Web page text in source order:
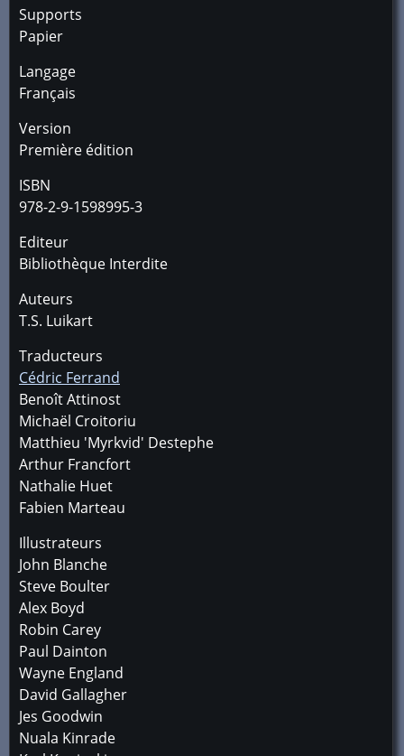
Supports
Papier
Langage
Français
Version
Première édition
ISBN
978-2-9-1598995-3
Editeur
Bibliothèque Interdite
Auteurs
T.S. Luikart
Traducteurs
Cédric Ferrand
Benoît Attinost
Michaël Croitoriu
Matthieu 'Myrkvid' Destephe
Arthur Francfort
Nathalie Huet
Fabien Marteau
Illustrateurs
John Blanche
Steve Boulter
Alex Boyd
Robin Carey
Paul Dainton
Wayne England
David Gallagher
Jes Goodwin
Nuala Kinrade